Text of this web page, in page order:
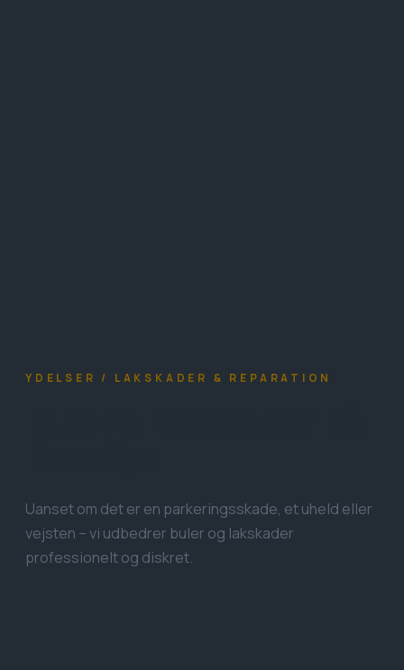
YDELSER / LAKSKADER & REPARATION
Uanset om det er en parkeringsskade, et uheld eller
vejsten – vi udbedrer buler og lakskader
professionelt og diskret.